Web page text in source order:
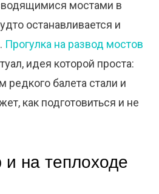
мостами в
останавливается и
Прогулка на развод мостов
идея которой проста:
редкого балета стали и
как подготовиться и не
на теплоходе